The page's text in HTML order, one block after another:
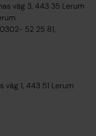
väg 3, 443 35 Lerum
0302- 52 25 81,
väg 1, 443 51 Lerum